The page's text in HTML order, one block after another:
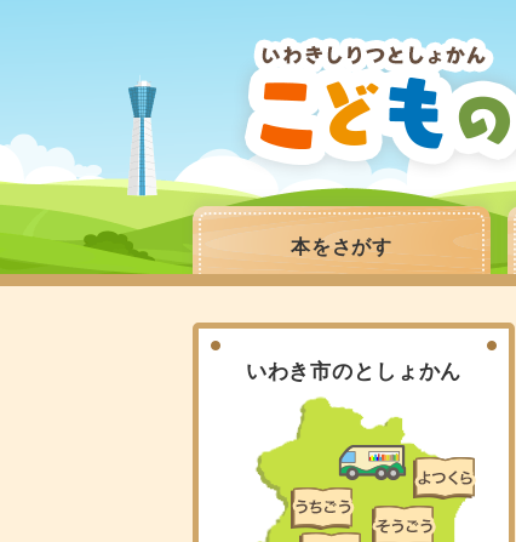
本をさがす
いわき市のとしょかん